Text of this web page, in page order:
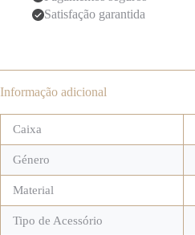
Satisfação garantida
Informação adicional
Caixa
Género
Material
Tipo de Acessório